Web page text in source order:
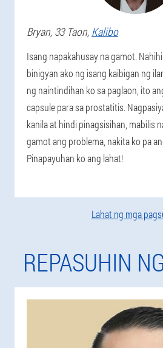
Bryan, 33 Taon, Kalibo
Isang napakahusay na gamot.
binigyan ako ng isang kaibigan ng
ng naintindihan ko sa paglaon, ito
capsule para sa prostatitis.
kanila at hindi pinagsisihan, mabilis
gamot ang problema, nakita ko pa
Pinapayuhan ko ang lahat!
Lahat ng mga
REPASUHIN